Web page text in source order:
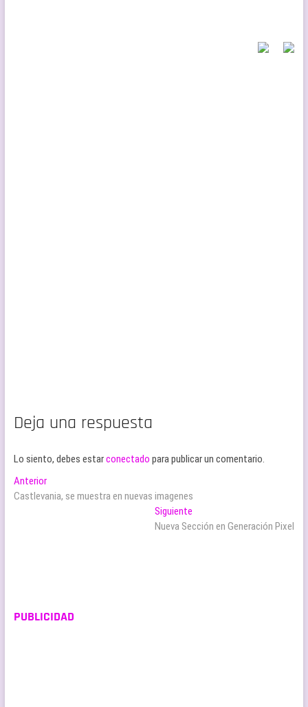
Deja una respuesta
Lo siento, debes estarconectado para publicar un comentario.
Navegación
de
AnteriorEntrada
anterior:
Castlevania, se muestra en nuevas imagenes
Siguiente
siguiente:
Nueva Sección en Generación Pixel
PUBLICIDAD